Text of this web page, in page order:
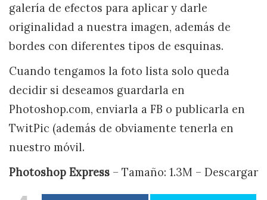
galería de efectos para aplicar y darle
originalidad a nuestra imagen, además de
bordes con diferentes tipos de esquinas.
Cuando tengamos la foto lista solo queda
decidir si deseamos guardarla en
Photoshop.com, enviarla a FB o publicarla en
TwitPic (además de obviamente tenerla en
nuestro móvil.
Photoshop Express – Tamaño: 1.3M – Descargar